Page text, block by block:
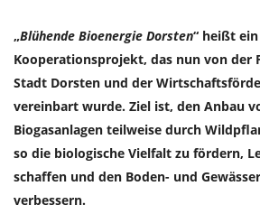
„Blühende Bioenergie Dorsten“ heißt ein
Kooperationsprojekt, das nun von der
Stadt Dorsten und der
vereinbart wurde. Ziel ist, den Anbau
Biogasanlagen teilweise durch
so die biologische Vielfalt zu fördern,
schaffen und den Boden- und
verbessern.